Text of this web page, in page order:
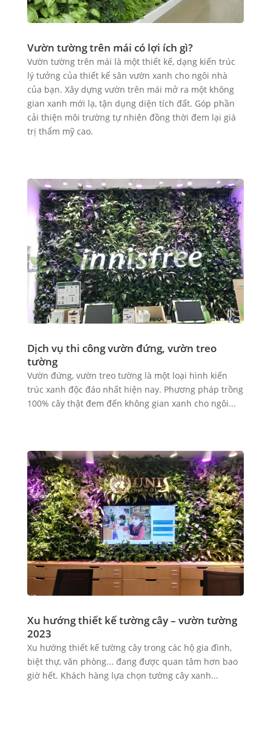
Vườn tường trên mái có lợi ích gì?
Vườn tường trên mái là một thiết kế, dạng kiến trúc
lý tưởng của thiết kế sân vườn xanh cho ngôi nhà
của bạn. Xây dựng vườn trên mái mở ra một không
gian xanh mới lạ, tận dụng diện tích đất. Góp phần
cải thiện môi trường tự nhiên đồng thời đem lại giá
trị thẩm mỹ cao.
Dịch vụ thi công vườn đứng, vườn treo
tường
Vườn đứng, vườn treo tường là một loại hình kiến
trúc xanh độc đáo nhất hiện nay. Phương pháp trồng
100% cây thật đem đến không gian xanh cho ngôi...
Xu hướng thiết kế tường cây – vườn tường
2023
Xu hướng thiết kế tường cây trong các hộ gia đình,
biệt thự, văn phòng... đang được quan tâm hơn bao
giờ hết. Khách hàng lựa chọn tường cây xanh...